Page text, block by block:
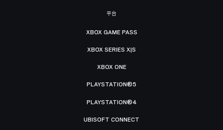
平台
XBOX GAME PASS
XBOX SERIES X|S
XBOX ONE
PLAYSTATION®5
PLAYSTATION®4
UBISOFT CONNECT